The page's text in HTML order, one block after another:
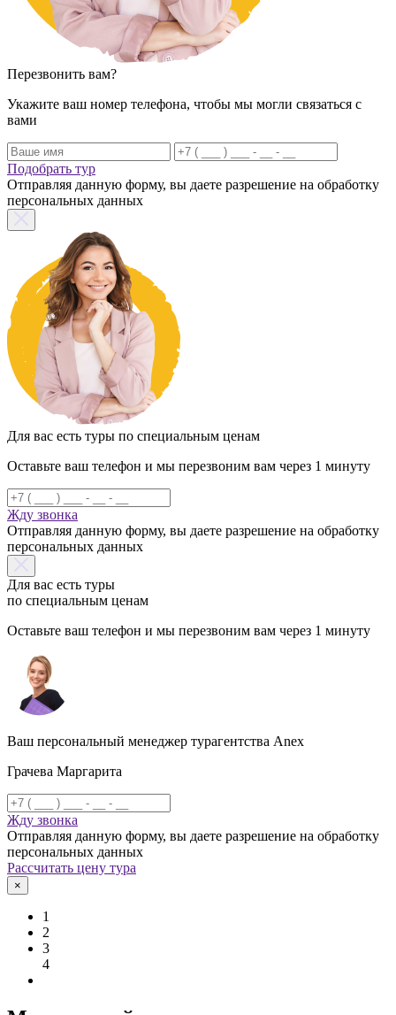
Перезвонить вам?
Укажите ваш номер телефона, чтобы мы могли связаться с
вами
Подобрать тур
Отправляя данную форму, вы даете разрешение на обработку
персональных данных
Для вас есть туры по специальным ценам
Оставьте ваш телефон и мы перезвоним вам через 1 минуту
Жду звонка
Отправляя данную форму, вы даете разрешение на обработку
персональных данных
Для вас есть туры
по специальным ценам
Оставьте ваш телефон и мы перезвоним вам через 1 минуту
Ваш персональный менеджер турагентства Anex
Грачева Маргарита
Жду звонка
Отправляя данную форму, вы даете разрешение на обработку
персональных данных
Рассчитать цену тура
×
1
2
3
4